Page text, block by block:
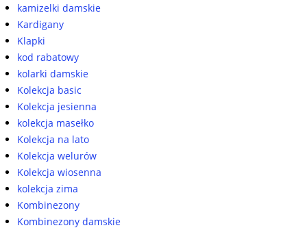
kamizelki damskie
Kardigany
Klapki
kod rabatowy
kolarki damskie
Kolekcja basic
Kolekcja jesienna
kolekcja masełko
Kolekcja na lato
Kolekcja welurów
Kolekcja wiosenna
kolekcja zima
Kombinezony
Kombinezony damskie